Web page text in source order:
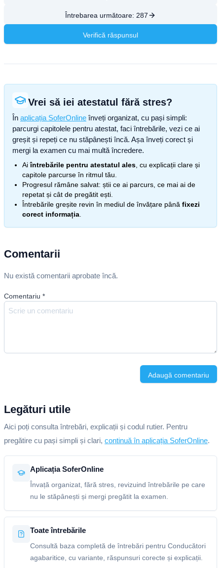
Întrebarea următoare: 287
Verifică răspunsul
Vrei să iei atestatul fără stres?
În aplicația SoferOnline înveți organizat, cu pași simpli:
parcurgi capitolele pentru atestat, faci întrebările, vezi ce ai
greșit și repeți ce nu stăpânești încă. Așa înveți corect și
mergi la examen cu mai multă încredere.
Aiîntrebările pentru atestatul ales , cu explicații clare și
capitole parcurse în ritmul tău.
Progresul rămâne salvat: știi ce ai parcurs, ce mai ai de
repetat și cât de pregătit ești.
Întrebările greșite revin în mediul de învățare până fixezi
corect informația
Comentarii
Nu există comentarii aprobate încă.
Comentariu *
Adaugă comentariu
Legături utile
Aici poți consulta întrebări, explicații și codul rutier. Pentru
pregătire cu pași simpli și clari, continuă în aplicația SoferOnline.
Aplicația SoferOnline
Învață organizat, fără stres, revizuind întrebările pe care
nu le stăpânești și mergi pregătit la examen.
Toate întrebările
Consultă baza completă de întrebări pentru Conducători
agabaritice, cu variante, răspunsuri corecte și explicații.